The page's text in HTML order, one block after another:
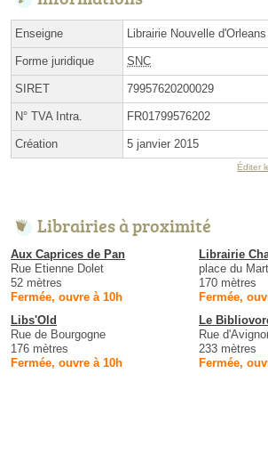
Enseigne Librairie Nouvelle d'Orleans
Forme juridique SNC
SIRET 79957620200029
N° TVA Intra. FR01799576202
Création 5 janvier 2015
Éditer
Librairies à proximité
Aux Caprices de Pan
Rue Etienne Dolet
52 mètres
Fermée, ouvre à 10h
Librairie
place du
170 mètres
Fermée,
Libs'Old
Rue de Bourgogne
176 mètres
Fermée, ouvre à 10h
Le
Rue
233 mètres
Fermée,